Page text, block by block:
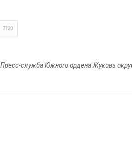
7130
Пресс-служба Южного ордена Жукова